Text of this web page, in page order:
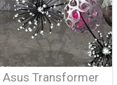
Asus Transformer